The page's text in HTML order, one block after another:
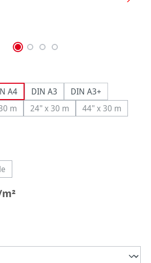
ist zurzeit nicht verfügbar.)
A4 DIN A3
DIN A3+
m Option ist zurzeit nicht verfügbar.)
24" x 30 m(Diese Option ist zurzeit nicht
44" x 30 m(Diese Option
ist zurzeit nicht verfügbar.)
Option ist zurzeit nicht verfügbar.)